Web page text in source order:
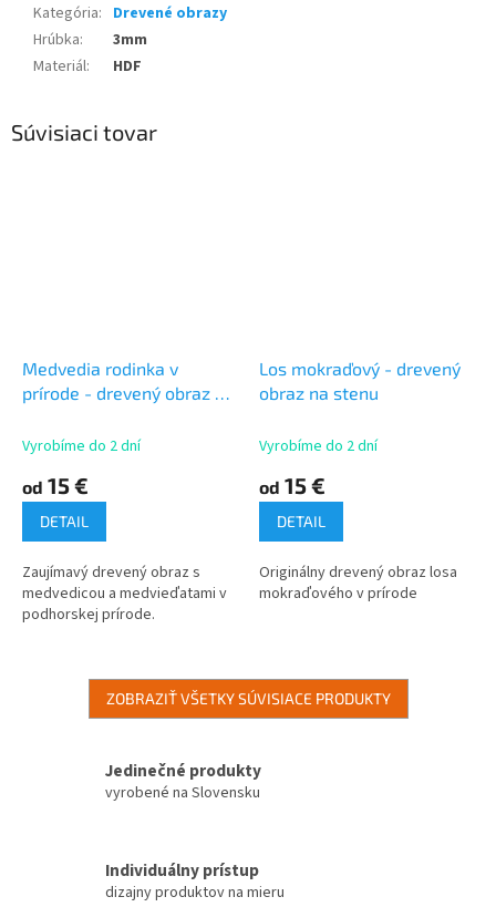
Kategória: Drevené obrazy
Hrúbka:
3mm
Materiál: HDF
Súvisiaci tovar
Medvedia rodinka v
prírode - drevený obraz na
Vyrobíme do 2 dní
od 15 €
DETAIL
Zaujímavý drevený obraz s
medvedicou a medvieďatami v
podhorskej prírode.
Los mokraďový - drevený
obraz na stenu
Vyrobíme do 2 dní
od 15 €
DETAIL
Originálny drevený obraz losa
mokraďového v prírode
ZOBRAZIŤ VŠETKY SÚVISIACE PRODUKTY
Jedinečné produkty
vyrobené na Slovensku
Individuálny prístup
dizajny produktov na mieru